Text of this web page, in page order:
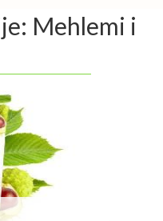
Mehlemi i